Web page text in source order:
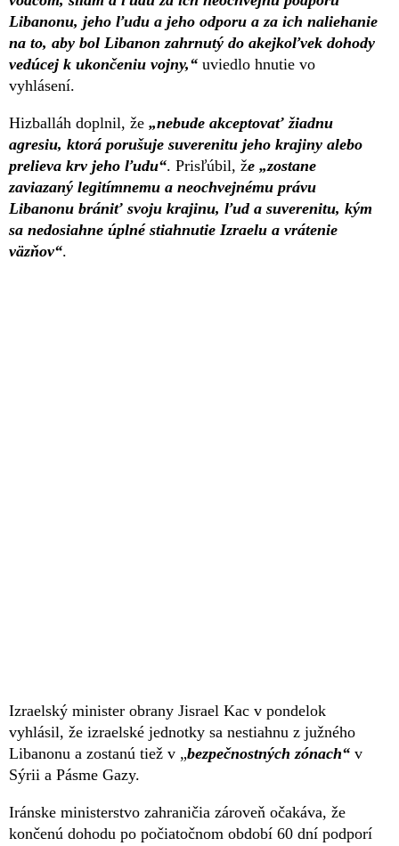
Libanonu, jeho ľudu a jeho odporu a za ich naliehanie
na to, aby bol Libanon zahrnutý do akejkoľvek dohody
vedúcej k ukončeniu vojny,“ uviedlo hnutie vo
vyhlásení.
Hizballáh doplnil, že „nebude akceptovať žiadnu
agresiu, ktorá porušuje suverenitu jeho krajiny alebo
prelieva krv jeho ľudu“. Prisľúbil, že „zostane
zaviazaný legitímnemu a neochvejnému právu
Libanonu brániť svoju krajinu, ľud a suverenitu, kým
sa nedosiahne úplné stiahnutie Izraelu a vrátenie
väzňov“.
Izraelský minister obrany Jisrael Kac v pondelok
vyhlásil, že izraelské jednotky sa nestiahnu z južného
Libanonu a zostanú tiež v „bezpečnostných zónach“ v
Sýrii a Pásme Gazy.
Iránske ministerstvo zahraničia zároveň očakáva, že
končenú dohodu po počiatočnom období 60 dní podporí